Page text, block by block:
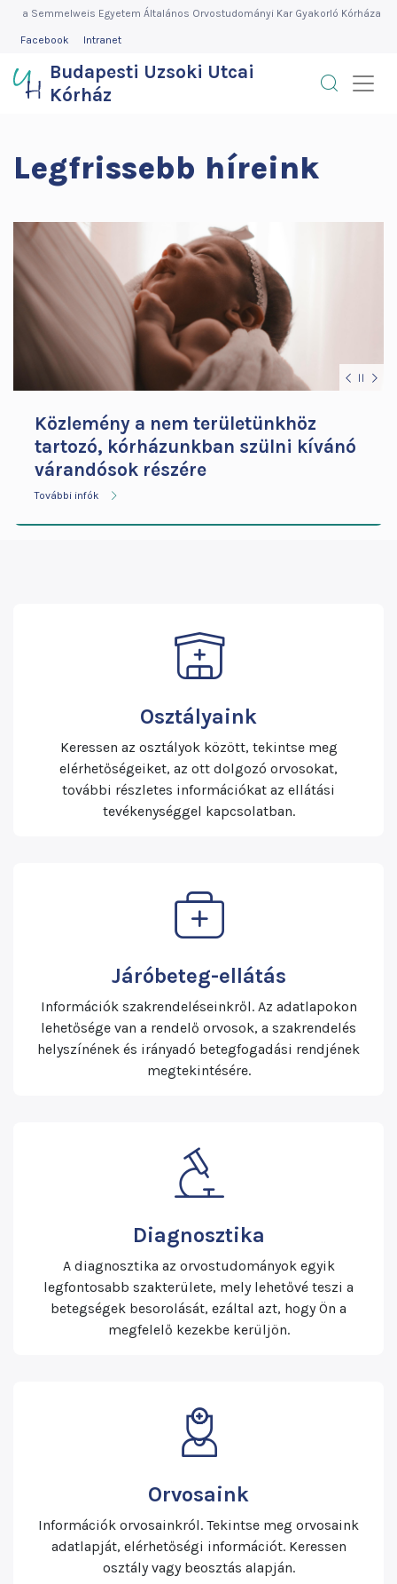
Budapesti
Uzsoki
Utcai
Skip
block
Skip
block
Skip
informations
menu
Skip
block
Skip
block
Skip
block
Skipa Semmelweis Egyetem Általános Orvostudományi Kar Gyakorló Kórháza
MENÜ
Facebook Intranet
Budapesti Uzsoki Utcai
Kórház
Legfrissebb híreink
Közlemény a nem területünkhöz
tartozó, kórházunkban szülni kívánó
várandósok részére
További infók
Osztályaink
Keressen az osztályok között, tekintse meg
elérhetőségeiket, az ott dolgozó orvosokat,
további részletes információkat az ellátási
tevékenységgel kapcsolatban.
Járóbeteg-ellátás
Információk szakrendeléseinkről. Az adatlapokon
lehetősége van a rendelő orvosok, a szakrendelés
helyszínének és irányadó betegfogadási rendjének
megtekintésére.
Diagnosztika
A diagnosztika az orvostudományok egyik
legfontosabb szakterülete, mely lehetővé teszi a
betegségek besorolását, ezáltal azt, hogy Ön a
megfelelő kezekbe kerüljön.
Orvosaink
Információk orvosainkról. Tekintse meg orvosaink
adatlapját, elérhetőségi információt. Keressen
osztály vagy beosztás alapján.